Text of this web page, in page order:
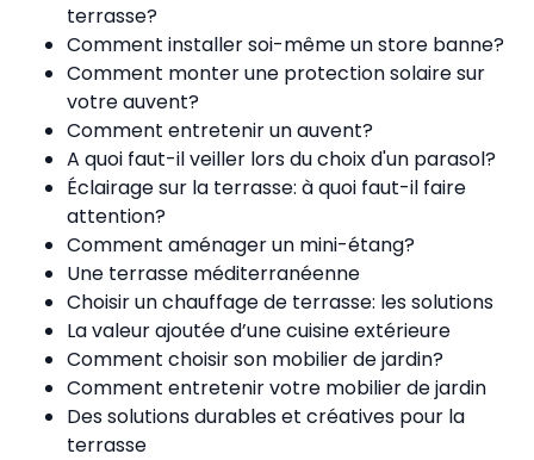
terrasse?
Comment installer soi-même un store banne?
Comment monter une protection solaire sur
votre auvent?
Comment entretenir un auvent?
A quoi faut-il veiller lors du choix d'un parasol?
Éclairage sur la terrasse: à quoi faut-il faire
attention?
Comment aménager un mini-étang?
Une terrasse méditerranéenne
Choisir un chauffage de terrasse: les solutions
La valeur ajoutée d’une cuisine extérieure
Comment choisir son mobilier de jardin?
Comment entretenir votre mobilier de jardin
Des solutions durables et créatives pour la
terrasse